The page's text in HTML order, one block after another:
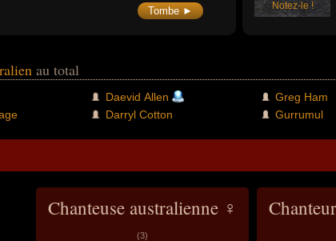
Tombe ► Notez-le !
au total
Daevid Allen
Darryl Cotton
Greg Ham
Gurrumul
Chanteuse australienne ♀
(3)